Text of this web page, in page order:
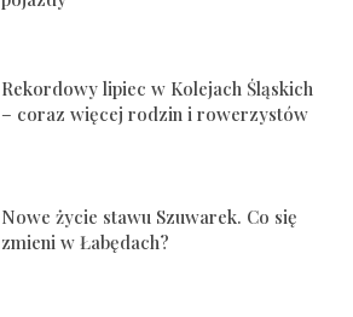
Rekordowy lipiec w Kolejach Śląskich
– coraz więcej rodzin i rowerzystów
Nowe życie stawu Szuwarek. Co się
zmieni w Łabędach?